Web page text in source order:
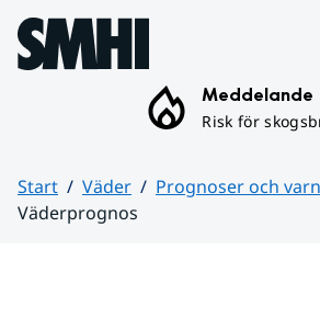
Hoppa till sidans innehåll
Meddelande
Risk för
Start Väder
Prognoser och
Väderprognos